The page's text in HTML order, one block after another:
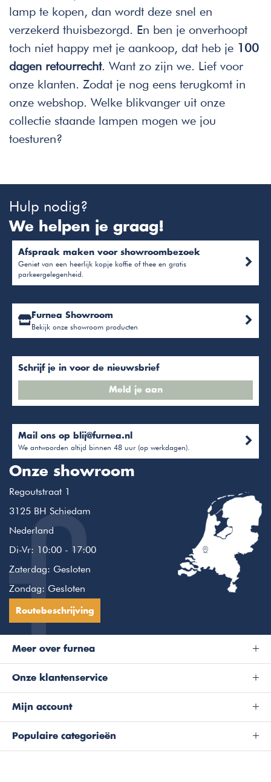
lamp te kopen, dan wordt deze snel en
verzekerd thuisbezorgd. En ben je onverhoopt
toch niet happy met je aankoop, dat heb je 100
dagen retourrecht. Want zo zijn we. Lief voor
onze klanten. Zodat je nog eens terugkomt in
onze webshop. Welke blikvanger uit onze
collectie staande lampen mogen we jou
toesturen?
Hulp nodig?
We helpen je graag!
Afspraak maken voor showroombezoek
Geniet van een heerlijk kopje koffie of thee en gratis
parkeergelegenheid.
Furnea Showroom
Bekijk onze showroom producten
Schrijf je in voor de nieuwsbrief
Meld je aan
Mail ons op blij@furnea.nl
We antwoorden altijd binnen 48 uur (op werkdagen).
Onze showroom
Regoutstraat 1
3125 BH Schiedam
Nederland
Di-Vr: 10:00 - 17:00
Zaterdag: Gesloten
Zondag: Gesloten
Routebeschrijving
Meer over furnea
Onze klantenservice
Populaire categorieën
Mijn account